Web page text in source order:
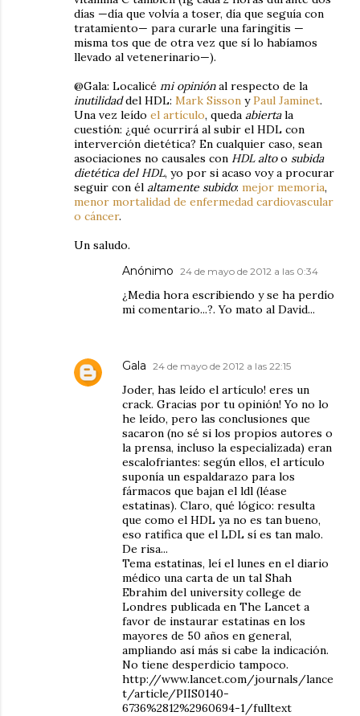
días —día que volvía a toser, día que seguía con
tratamiento— para curarle una faringitis —
misma tos que de otra vez que sí lo habíamos
llevado al vetenerinario—).
@Gala: Localicé mi opiniónal respecto de la
inutilidaddel HDL: Mark Sisson yPaul Jaminet.
Una vez leído el artículo, queda abiertala
cuestión: ¿qué ocurrirá al subir el HDL con
interverción dietética? En cualquier caso, sean
asociaciones no causales con HDL altoo subida
dietética del HDL, yo por si acaso voy a procurar
seguir con él altamente subido: mejor memoria,
menor mortalidad de enfermedad cardiovascular
o cáncer.
Un saludo.
Anónimo 24 de mayo de 2012 a las 0:34
¿Media hora escribiendo y se ha perdío
mi comentario...?. Yo mato al David...
Gala 24 de mayo de 2012 a las 22:15
Joder, has leído el artículo! eres un
crack. Gracias por tu opinión! Yo no lo
he leído, pero las conclusiones que
sacaron (no sé si los propios autores o
la prensa, incluso la especializada) eran
escalofriantes: según ellos, el artículo
suponía un espaldarazo para los
fármacos que bajan el ldl (léase
estatinas). Claro, qué lógico: resulta
que como el HDL ya no es tan bueno,
eso ratifica que el LDL sí es tan malo.
De risa...
Tema estatinas, leí el lunes en el diario
médico una carta de un tal Shah
Ebrahim del university college de
Londres publicada en The Lancet a
favor de instaurar estatinas en los
mayores de 50 años en general,
ampliando así más si cabe la indicación.
No tiene desperdicio tampoco.
http://www.lancet.com/journals/lance
t/article/PIIS0140-
6736%2812%2960694-1/fulltext